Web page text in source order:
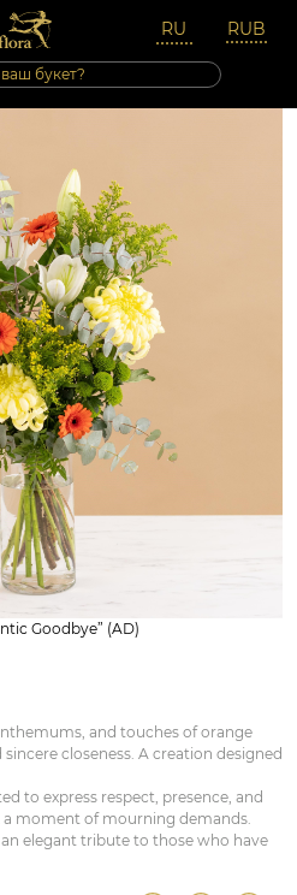
дни
Goodbye” (AD)
and touches of orange
closeness. A creation designed
to express respect, presence, and
moment of mourning demands.
elegant tribute to those who have